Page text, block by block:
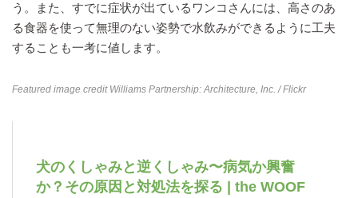
う。また、すでに症状が出ているワンコさんには、高さのあ
る食器を使って無理のない姿勢で水飲みができるように工夫
することも一考に値します。
Featured image credit Williams Partnership: Architecture, Inc. / Flickr
犬のくしゃみと逆くしゃみ〜病気か興奮
か？その原因と対処法を探る | the WOOF